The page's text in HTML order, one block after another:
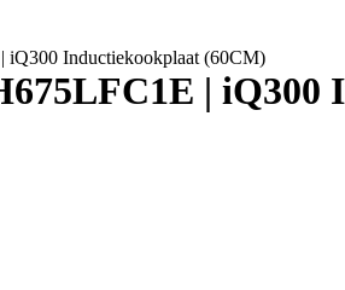
iQ300 Inductiekookplaat (60CM)
|